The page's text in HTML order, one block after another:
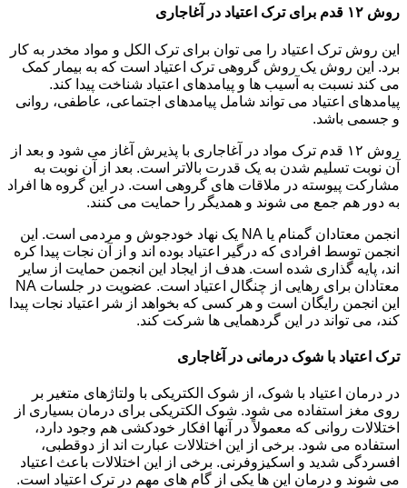
روش ۱۲ قدم برای ترک اعتیاد در آغاجاری
این روش ترک اعتیاد را می توان برای ترک الکل و مواد مخدر به کار
برد. این روش یک روش گروهی ترک اعتیاد است که به بیمار کمک
می کند نسبت به آسیب ها و پیامدهای اعتیاد شناخت پیدا کند.
پیامدهای اعتیاد می تواند شامل پیامدهای اجتماعی، عاطفی، روانی
و جسمی باشد.
روش ۱۲ قدم ترک مواد در آغاجاری با پذیرش آغاز می شود و بعد از
آن نوبت تسلیم شدن به یک قدرت بالاتر است. بعد از آن نوبت به
مشارکت پیوسته در ملاقات های گروهی است. در این گروه ها افراد
به دور هم جمع می شوند و همدیگر را حمایت می کنند.
انجمن معتادان گمنام یا NA یک نهاد خودجوش و مردمی است. این
انجمن توسط افرادی که درگیر اعتیاد بوده اند و از آن نجات پیدا کره
اند، پایه گذاری شده است. هدف از ایجاد این انجمن حمایت از سایر
معتادان برای رهایی از چنگال اعتیاد است. عضویت در جلسات NA
این انجمن رایگان است و هر کسی که بخواهد از شر اعتیاد نجات پیدا
کند، می تواند در این گردهمایی ها شرکت کند.
ترک اعتیاد با شوک درمانی در آغاجاری
در درمان اعتیاد با شوک، از شوک الکتریکی با ولتاژهای متغیر بر
روی مغز استفاده می شود. شوک الکتریکی برای درمان بسیاری از
اختلالات روانی که معمولاً در آنها افکار خودکشی هم وجود دارد،
استفاده می شود. برخی از این اختلالات عبارت اند از دوقطبی،
افسردگی شدید و اسکیزوفرنی. برخی از این اختلالات باعث اعتیاد
می شوند و درمان این ها یکی از گام های مهم در ترک اعتیاد است.